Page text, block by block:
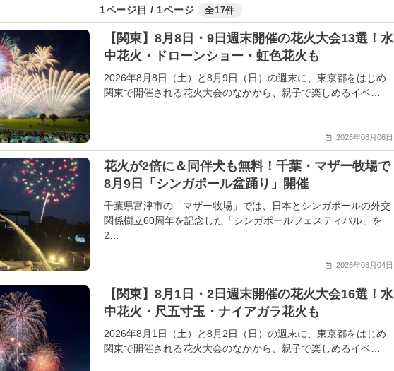
1ページ目 / 1ページ 全17件
【関東】8月8日・9日週末開催の花火大会13選！水
中花火・ドローンショー・虹色花火も
2026年8月8日（土）と8月9日（日）の週末に、東京都をはじめ
関東で開催される花火大会のなかから、親子で楽しめるイベ…
2026年08月06日
花火が2倍に＆同伴犬も無料！千葉・マザー牧場で
8月9日「シンガポール盆踊り」開催
千葉県富津市の「マザー牧場」では、日本とシンガポールの外交
関係樹立60周年を記念した「シンガポールフェスティバル」を
2…
2026年08月04日
【関東】8月1日・2日週末開催の花火大会16選！水
中花火・尺五寸玉・ナイアガラ花火も
2026年8月1日（土）と8月2日（日）の週末に、東京都をはじめ
関東で開催される花火大会のなかから、親子で楽しめるイベ…